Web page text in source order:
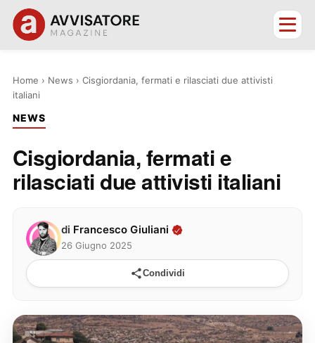
Home › News › Cisgiordania, fermati e rilasciati due attivisti
italiani
NEWS
Cisgiordania, fermati e
rilasciati due attivisti italiani
di Francesco Giuliani
26 Giugno 2025
Condividi